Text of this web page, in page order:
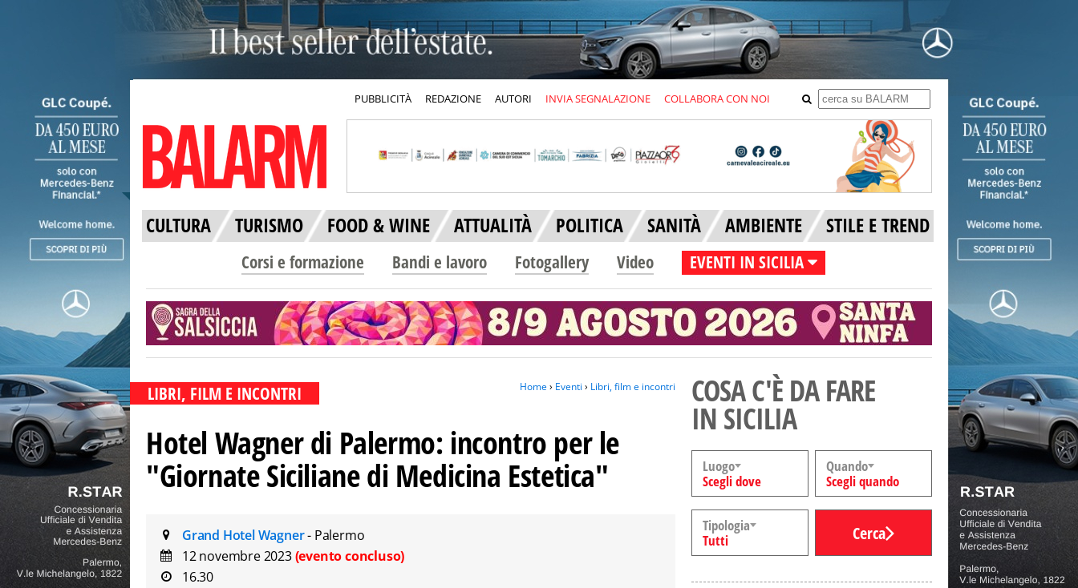
PUBBLICITÀ REDAZIONE AUTORI INVIA SEGNALAZIONE COLLABORA CON NOI
CULTURA TURISMO FOOD & WINE ATTUALITÀ POLITICA SANITÀ AMBIENTE STILE E TREND
Corsi e formazione Bandi e lavoro Fotogallery Video EVENTI IN SICILIA
LIBRI, FILM E INCONTRI Home› Eventi › Libri, film e incontri
Hotel Wagner di Palermo: incontro per le
"Giornate Siciliane di Medicina Estetica"
Grand Hotel Wagner- Palermo
12 novembre 2023(evento concluso)
16.30
COSA C'È DA FARE
IN SICILIA
Luogo
Scegli dove
Quando
Scegli quando
Tipologia
Tutti
Cerca